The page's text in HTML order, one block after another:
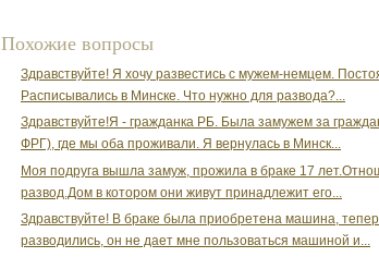
Похожие вопросы
Здравствуйте! Я хочу развестись с мужем-немцем.
Расписывались в Минске. Что нужно для развода?...
Здравствуйте!Я - гражданка РБ. Была замужем за
ФРГ), где мы оба проживали. Я вернулась в Минск...
Моя подруга вышла замуж, прожила в браке 17
развод.Дом в котором они живут принадлежит его...
Здравствуйте! В браке была приобретена машина,
разводились, он не дает мне пользоваться машиной и...